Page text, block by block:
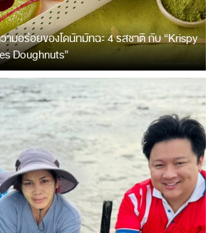
มอร่อยของโดนัทมัทฉะ 4 รสชาติ กับ “Krispy
Doughnuts”